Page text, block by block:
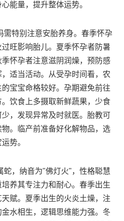
能量，提升整体运势。
需特别注意安胎养身。春季怀孕
旺影响胎儿。夏季怀孕者防暑
怀孕者注意滋阴润燥，预防感
适当活动。从受孕时间看，农
宝宝命格较好。孕期避免前往
饮食上多摄取新鲜蔬果，少食
，发现异常及时就医。胎教可
。临产前准备好化解物品，选
势。
蛇，纳音为"佛灯火"，性格聪慧
养其专注力和耐心。春季出生
赋。夏季出生的火炎土燥，注
水相生，逻辑思维能力强。冬